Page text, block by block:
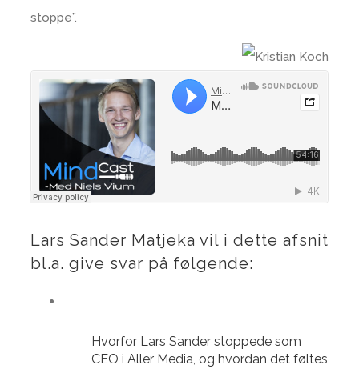
stoppe”.
Lars Sander Matjeka vil i dette afsnit
bl.a. give svar på følgende:
Hvorfor Lars Sander stoppede som
CEO i Aller Media, og hvordan det føltes